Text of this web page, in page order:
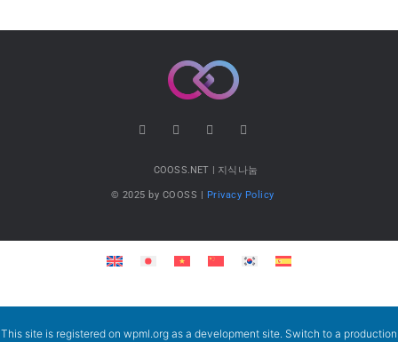
COOSS.NET | 지식나눔
© 2025 by COOSS | Privacy Policy
This site is registered on wpml.org as a development site. Switch to a production